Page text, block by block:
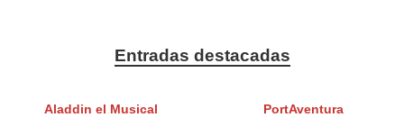
Entradas destacadas
Aladdin el Musical PortAventura